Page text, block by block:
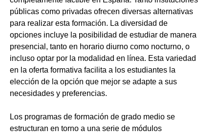
públicas como privadas ofrecen diversas alternativas
para realizar esta formación. La diversidad de
opciones incluye la posibilidad de estudiar de manera
presencial, tanto en horario diurno como nocturno, o
incluso optar por la modalidad en línea. Esta variedad
en la oferta formativa facilita a los estudiantes la
elección de la opción que mejor se adapte a sus
necesidades y preferencias.
Los programas de formación de grado medio se
estructuran en torno a una serie de módulos